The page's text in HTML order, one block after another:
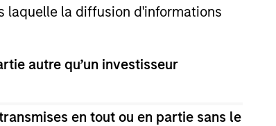
laquelle la diffusion d'informations
autre qu’un investisseur
en tout ou en partie sans le
du capital à long
des activités économiques qui